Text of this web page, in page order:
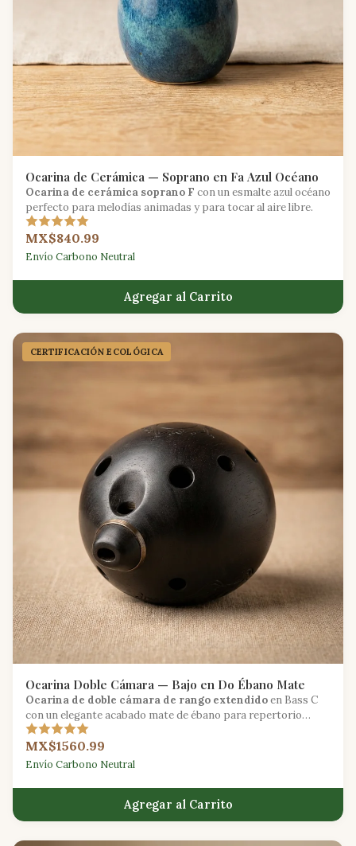
Ocarina de Cerámica — Soprano en Fa Azul Océano
Ocarina de cerámica soprano F con un esmalte azul océano
perfecto para melodías animadas y para tocar al aire libre.
MX$840.99
Envío Carbono Neutral
Agregar al Carrito
CERTIFICACIÓN ECOLÓGICA
Ocarina Doble Cámara — Bajo en Do Ébano Mate
Ocarina de doble cámara de rango extendidoen Bass C
con un elegante acabado mate de ébano para repertorio
avanzado.
MX$1560.99
Envío Carbono Neutral
Agregar al Carrito